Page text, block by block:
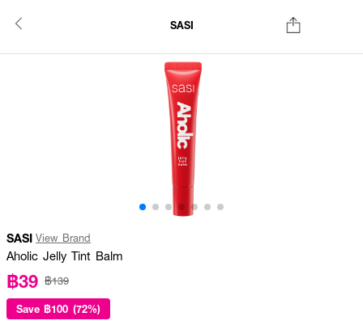
SASI
SASI View Brand
Aholic Jelly Tint Balm
฿39 ฿139
Save ฿100 (72%)